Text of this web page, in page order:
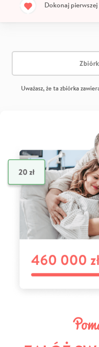
Dokonaj pierwszej
Uważasz, że ta zbiórka